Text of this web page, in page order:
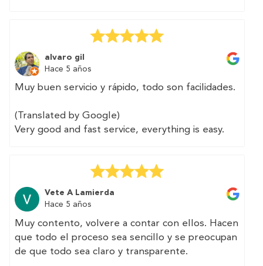
Very easy to contract, I could pay for the
certificate with BIZUM and they delivered it to
me within 2 days. I can not ask for more.
👍👍👍
alvaro gil
Hace 5 años
Muy buen servicio y rápido, todo son facilidades.
(Translated by Google)
Very good and fast service, everything is easy.
Vete A Lamierda
Hace 5 años
Muy contento, volvere a contar con ellos. Hacen
que todo el proceso sea sencillo y se preocupan
de que todo sea claro y transparente.